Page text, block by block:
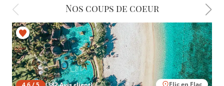
Nos coups de coeur
Flic en Flac